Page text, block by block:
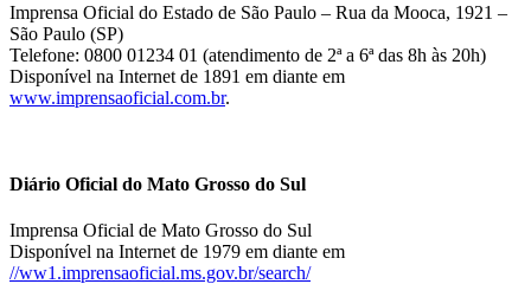
Imprensa Oficial do Estado de São Paulo – Rua da Mooca, 1921 –
São Paulo (SP)
Telefone: 0800 01234 01 (atendimento de 2ª a 6ª das 8h às 20h)
Disponível na Internet de 1891 em diante em
www.imprensaoficial.com.br.
Diário Oficial do Mato Grosso do Sul
Imprensa Oficial de Mato Grosso do Sul
Disponível na Internet de 1979 em diante em
//ww1.imprensaoficial.ms.gov.br/search/